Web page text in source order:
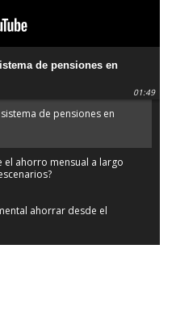
de pensiones en
01:49
de pensiones en
el ahorro mensual a largo
ahorrar desde el